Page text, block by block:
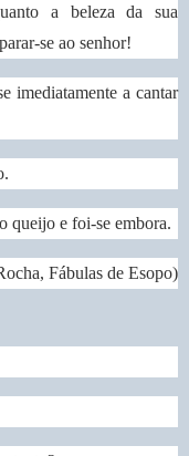
a beleza da sua
se ao senhor!
imediatamente a cantar
queijo e foi-se embora.
Fábulas de Esopo)